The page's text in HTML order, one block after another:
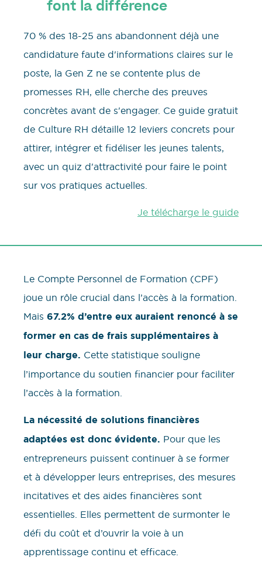
font la différence
70 % des 18-25 ans abandonnent déjà une
candidature faute d'informations claires sur le
poste, la Gen Z ne se contente plus de
promesses RH, elle cherche des preuves
concrètes avant de s'engager. Ce guide gratuit
de Culture RH détaille 12 leviers concrets pour
attirer, intégrer et fidéliser les jeunes talents,
avec un quiz d'attractivité pour faire le point
sur vos pratiques actuelles.
Je télécharge le guide
Le Compte Personnel de Formation (CPF)
joue un rôle crucial dans l’accès à la formation.
Mais 67.2% d’entre eux auraient renoncé à se
former en cas de frais supplémentaires à
leur charge. Cette statistique souligne
l’importance du soutien financier pour faciliter
l’accès à la formation.
La nécessité de solutions financières
adaptées est donc évidente. Pour que les
entrepreneurs puissent continuer à se former
et à développer leurs entreprises, des mesures
incitatives et des aides financières sont
essentielles. Elles permettent de surmonter le
défi du coût et d’ouvrir la voie à un
apprentissage continu et efficace.